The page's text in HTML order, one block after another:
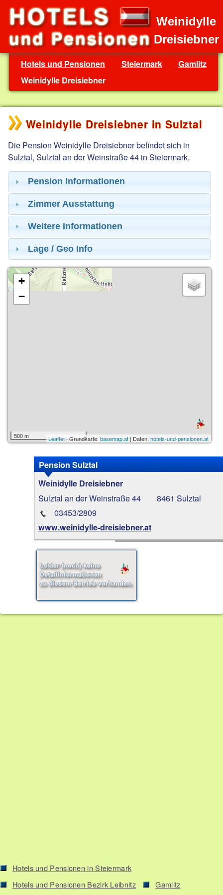
Weinidylle
Dreisiebner
Hotels und Pensionen Steiermark
Gamlitz
Weinidylle Dreisiebner
Weinidylle Dreisiebner in Sulztal
Die Pension Weinidylle Dreisiebner befindet sich in
Sulztal, Sulztal an der Weinstraße 44 in Steiermark.
Pension Informationen
Zimmer Ausstattung
Weitere Informationen
Lage / Geo Info
+
−
500 m Leaflet| Grundkarte: basemap.at| Daten: hotels-und-pensionen.at
Pension Sulztal
Weinidylle Dreisiebner
Sulztal an der Weinstraße 44
8461 Sulztal
03453/2809
www.weinidylle-dreisiebner.at
Hotels und Pensionen in Steiermark
Hotels und Pensionen Bezirk Leibnitz
Gamlitz